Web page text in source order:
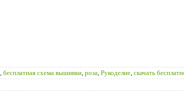
бесплатная схема вышивки роза Рукоделие скачать